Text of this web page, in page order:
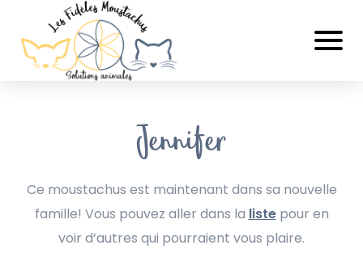
Jennifer
Ce moustachus est maintenant dans sa nouvelle
famille! Vous pouvez aller dans la listepour en
voir d’autres qui pourraient vous plaire.